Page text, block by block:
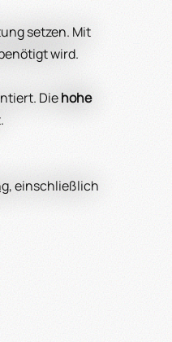
setzen. Mit
wird.
Diehohe
, einschließlich